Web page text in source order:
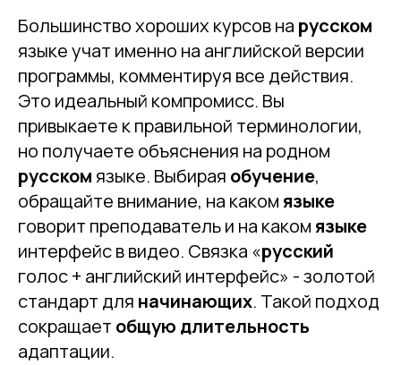
Большинство хороших курсов на русском
языке учат именно на английской версии
программы, комментируя все действия.
Это идеальный компромисс. Вы
привыкаете к правильной терминологии,
но получаете объяснения на родном
русском языке. Выбирая обучение,
обращайте внимание, на каком языке
говорит преподаватель и на каком языке
интерфейс в видео. Связка «русский
голос + английский интерфейс» - золотой
стандарт для начинающих. Такой подход
сокращает общую длительность
адаптации.